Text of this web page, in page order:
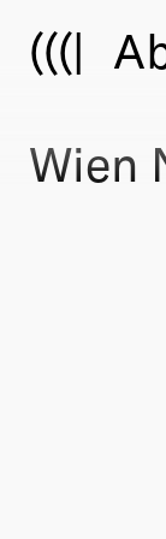
(((|
Wien